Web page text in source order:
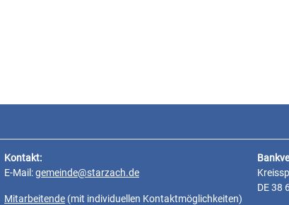
Kontakt:
E-Mail:gemeinde@starzach.de
Mitarbeitende (mit individuellen Kontaktmöglichkeiten)
DE 38